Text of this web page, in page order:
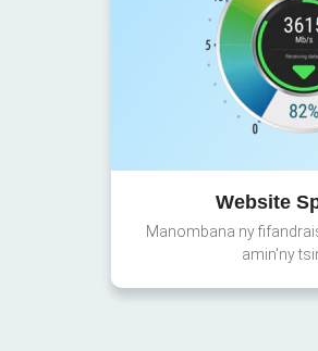
Website
Manombana ny
amin'ny